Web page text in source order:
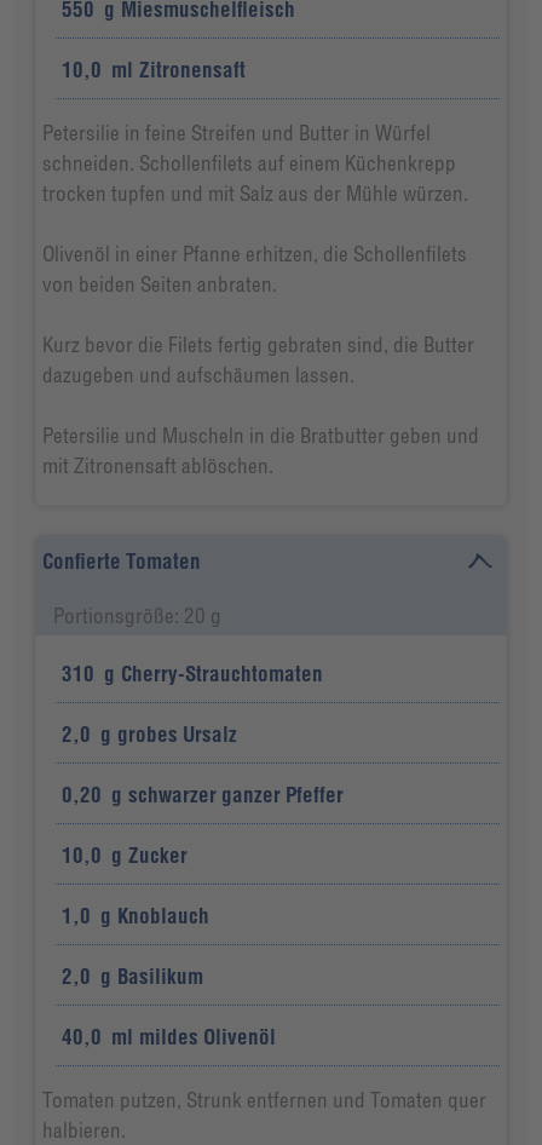
550 g Miesmuschelfleisch
10,0 ml Zitronensaft
Petersilie in feine Streifen und Butter in Würfel
schneiden. Schollenfilets auf einem Küchenkrepp
trocken tupfen und mit Salz aus der Mühle würzen.
Olivenöl in einer Pfanne erhitzen, die Schollenfilets
von beiden Seiten anbraten.
Kurz bevor die Filets fertig gebraten sind, die Butter
dazugeben und aufschäumen lassen.
Petersilie und Muscheln in die Bratbutter geben und
mit Zitronensaft ablöschen.
Confierte Tomaten
Portionsgröße: 20 g
310 g Cherry-Strauchtomaten
2,0 g grobes Ursalz
0,20 g schwarzer ganzer Pfeffer
10,0 g Zucker
1,0 g Knoblauch
2,0 g Basilikum
40,0 ml mildes Olivenöl
Tomaten putzen, Strunk entfernen und Tomaten quer
halbieren.